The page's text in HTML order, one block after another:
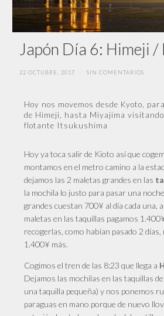
Japón Día 6: Himeji
22 OCTUBRE, 2017 SIN COMENTARIOS
Hoy nos movemos desde Kyoto,
de Himeji, hasta Miyajima
flotante Itsukushima
Hoy ya toca salir de Kioto así que
montamos en el metro camino a la
dejamos las 2 maletas grandes en las
la mochila lo justo para pasar una
grandes cuestan 700¥ al día cada una,
maletas en las taquillas pagamos
recogerlas, como habían pasado 2
1.400¥ más.
Cogimos el tren de las 8:23 que llega a
Dejamos las mochilas en las taquillas
una taquilla pequeña) y nos ponemos
paraguas en mano porque de nuevo